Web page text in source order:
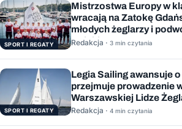
SPORT I REGATY
Mistrzostwa Europy w
wracają na Zatokę
młodych żeglarzy i
Polski
Redakcja · 3 min czytania
SPORT I REGATY
Legia Sailing awansuje
przejmuje prowadzenie
Warszawskiej Lidze
Redakcja · 4 min czytania